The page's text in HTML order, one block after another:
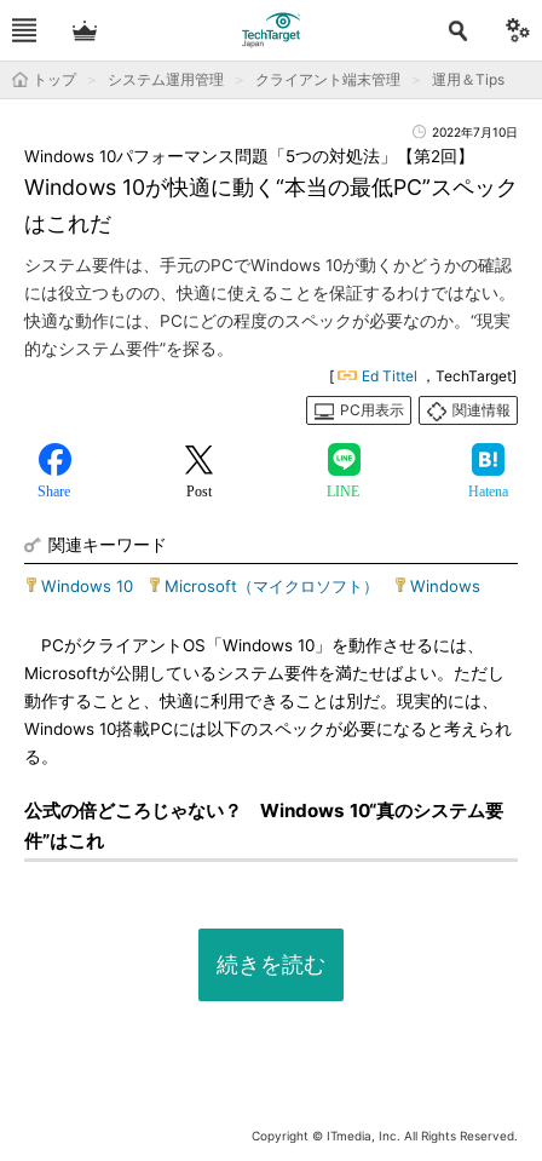
トップ システム運用管理 クライアント端末管理 運用＆Tips
2022年7月10日
Windows 10が快適に動く“本当の最低PC”スペック
はこれだ
Windows 10パフォーマンス問題「5つの対処法」【第2回】
システム要件は、手元のPCでWindows 10が動くかどうかの確認
には役立つものの、快適に使えることを保証するわけではない。
快適な動作には、PCにどの程度のスペックが必要なのか。“現実
的なシステム要件”を探る。
[ Ed Tittel ，TechTarget]
PC用表示
関連情報
Share Post LINE Hatena
関連キーワード
Windows 10 Microsoft（マイクロソフト） Windows
PCがクライアントOS「Windows 10」を動作させるには、
Microsoftが公開しているシステム要件を満たせばよい。ただし
動作することと、快適に利用できることは別だ。現実的には、
Windows 10搭載PCには以下のスペックが必要になると考えられ
る。
公式の倍どころじゃない？ Windows 10“真のシステム要
件”はこれ
続きを読む
Copyright © ITmedia, Inc. All Rights Reserved.